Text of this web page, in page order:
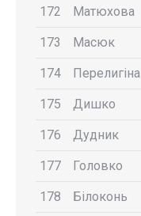
172 Матюхова
173 Масюк
174 Перелигіна
175 Дишко
176 Дудник
177 Головко
178 Білоконь